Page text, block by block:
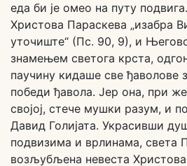
еда би је омео на путу
Христова Параскева „изабра
уточиште“ (Пс. 90, 9), и
знамењем светога крста,
паучину кидаше све ђаволове
победи ђавола. Јер она, при
својој, стече мушки разум, и
Давид Голијата. Украсивши
подвизима и врлинама, света
возљубљена невеста